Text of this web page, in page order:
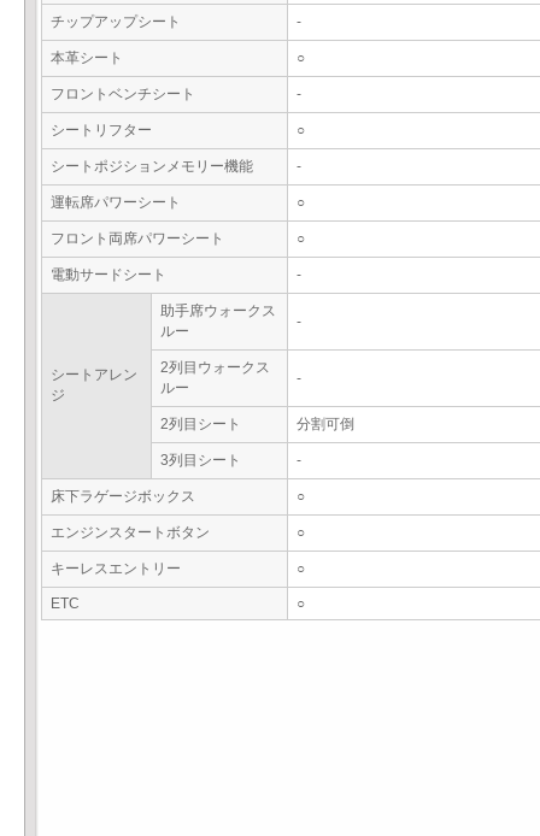
チップアップシート -
本革シート ○
フロントベンチシート -
シートリフター ○
シートポジションメモリー機能 -
運転席パワーシート ○
フロント両席パワーシート ○
電動サードシート -
シートアレン
ジ
助手席ウォークス
ルー
-
2列目ウォークス
ルー
-
2列目シート 分割可倒
3列目シート -
床下ラゲージボックス ○
エンジンスタートボタン ○
キーレスエントリー ○
ETC ○